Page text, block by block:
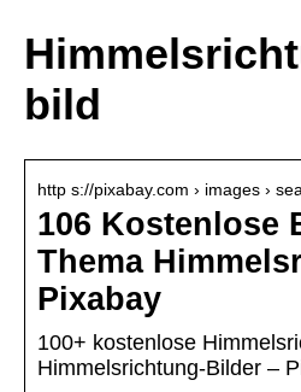
bild
http s://pixabay.com › images ›
106 Kostenlose
Thema
Pixabay
100+ kostenlose
Himmelsrichtung-Bilder –